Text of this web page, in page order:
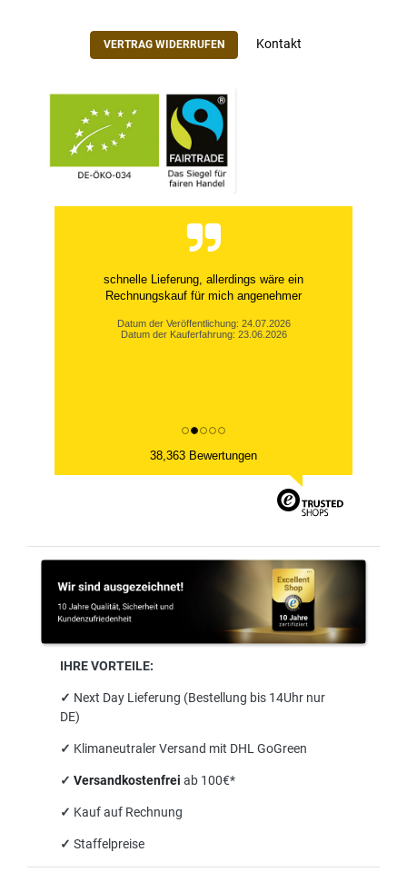
VERTRAG WIDERRUFEN Kontakt
schnelle Lieferung, allerdings wäre ein
Rechnungskauf für mich angenehmer
Datum der Veröffentlichung: 24.07.2026
Datum der Kauferfahrung: 23.06.2026
38,363 Bewertungen
IHRE VORTEILE:
✓ Next Day Lieferung (Bestellung bis 14Uhr nur
DE)
✓ Klimaneutraler Versand mit DHL GoGreen
✓ Versandkostenfrei ab 100€*
✓ Kauf auf Rechnung
✓ Staffelpreise